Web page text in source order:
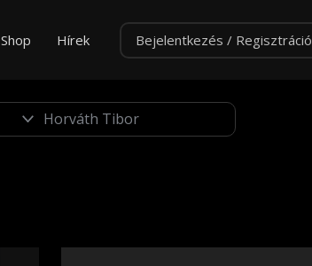
Shop Hírek Bejelentkezés / Regisztráció